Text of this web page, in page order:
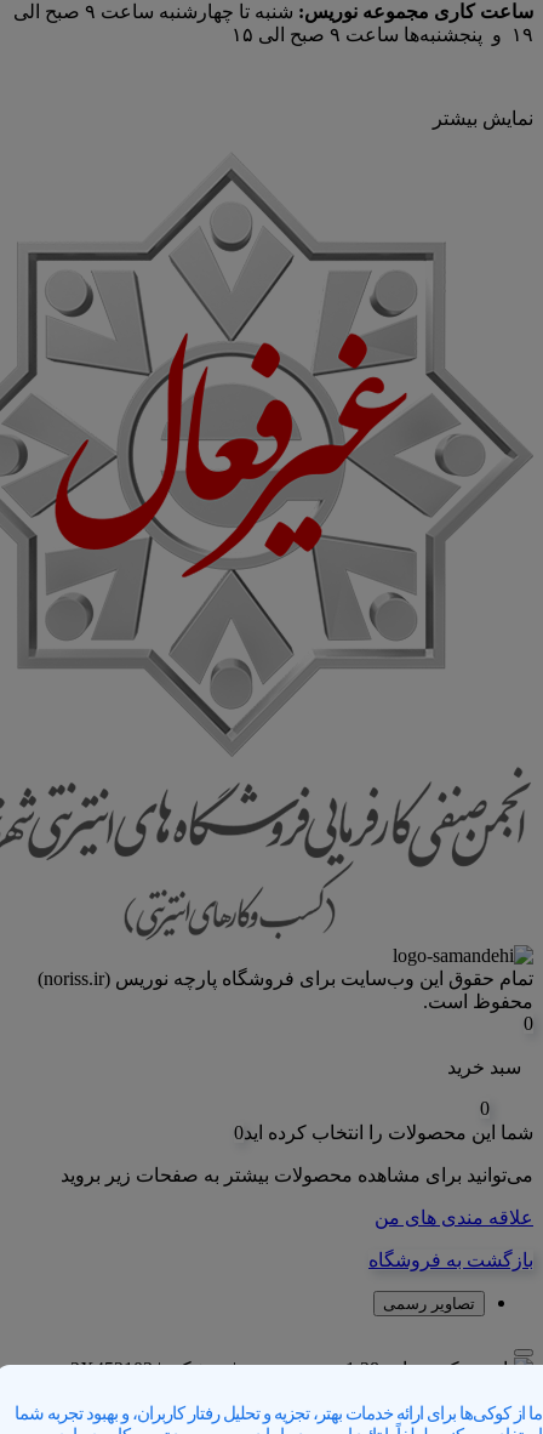
ساعت کاری مجموعه نوریس:
شنبه تا چهارشنبه ساعت ۹ صبح الی
۱۹ و پنجشنبه‌ها ساعت ۹ صبح الی ۱۵
نمایش بیشتر
تمام حقوق اين وب‌سايت برای فروشگاه پارچه نوریس (noriss.ir)
محفوظ است.
ما از کوکی‌ها برای ارائه خدمات بهتر، تجزیه و تحلیل رفتار کاربران، و بهبود تجربه شما
0
سبد خرید
0
شما این محصولات را انتخاب کرده اید0
می‌توانید برای مشاهده محصولات بیشتر به صفحات زیر بروید
علاقه مندی های من
بازگشت به فروشگاه
تصاویر رسمی